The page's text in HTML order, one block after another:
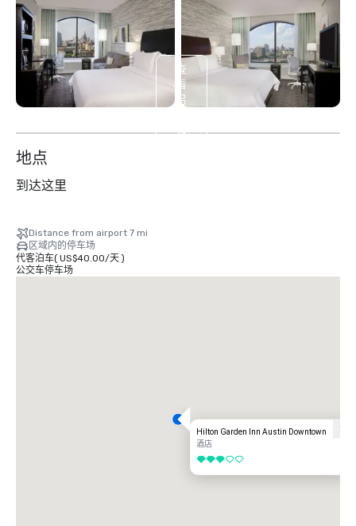
查
看
另
10
地点
到达这里
Distance from airport 7 mi
区域内的停车场
代客泊车( US$40.00/天)
公交车停车场
Hilton Garden Inn Austin Downtown
酒店
3/5